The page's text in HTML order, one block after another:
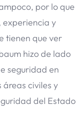
por lo que
experiencia y
tienen que ver
hizo de lado
seguridad en
civiles y
del Estado